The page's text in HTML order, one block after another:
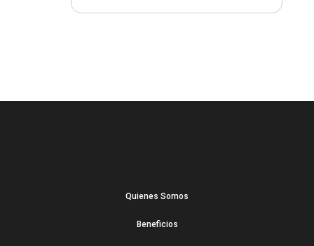
Quienes Somos
Beneficios